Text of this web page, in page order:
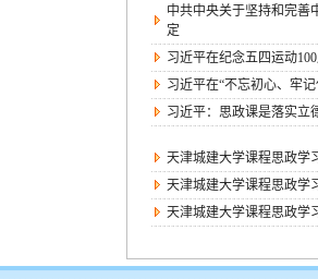
中共中央关于坚持和完善
定
习近平在纪念五四运动
习近平在“不忘初心、牢
习近平：思政课是落实立
天津城建大学课程思政学
天津城建大学课程思政学
天津城建大学课程思政学